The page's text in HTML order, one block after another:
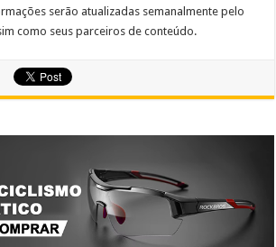
serão atualizadas semanalmente pelo
como seus parceiros de conteúdo.